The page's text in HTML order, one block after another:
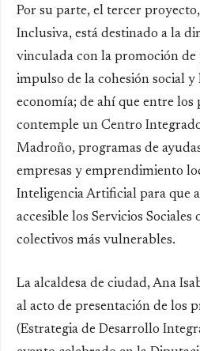
Por su parte, el tercer
Inclusiva, está destinado a la
vinculada con la promoción
impulso de la cohesión social
economía; de ahí que entre los
contemple un Centro
Madroño, programas de
empresas y emprendimiento
Inteligencia Artificial para que
accesible los Servicios Sociales
colectivos más vulnerables.
La alcaldesa de ciudad, Ana
al acto de presentación de los
(Estrategia de Desarrollo